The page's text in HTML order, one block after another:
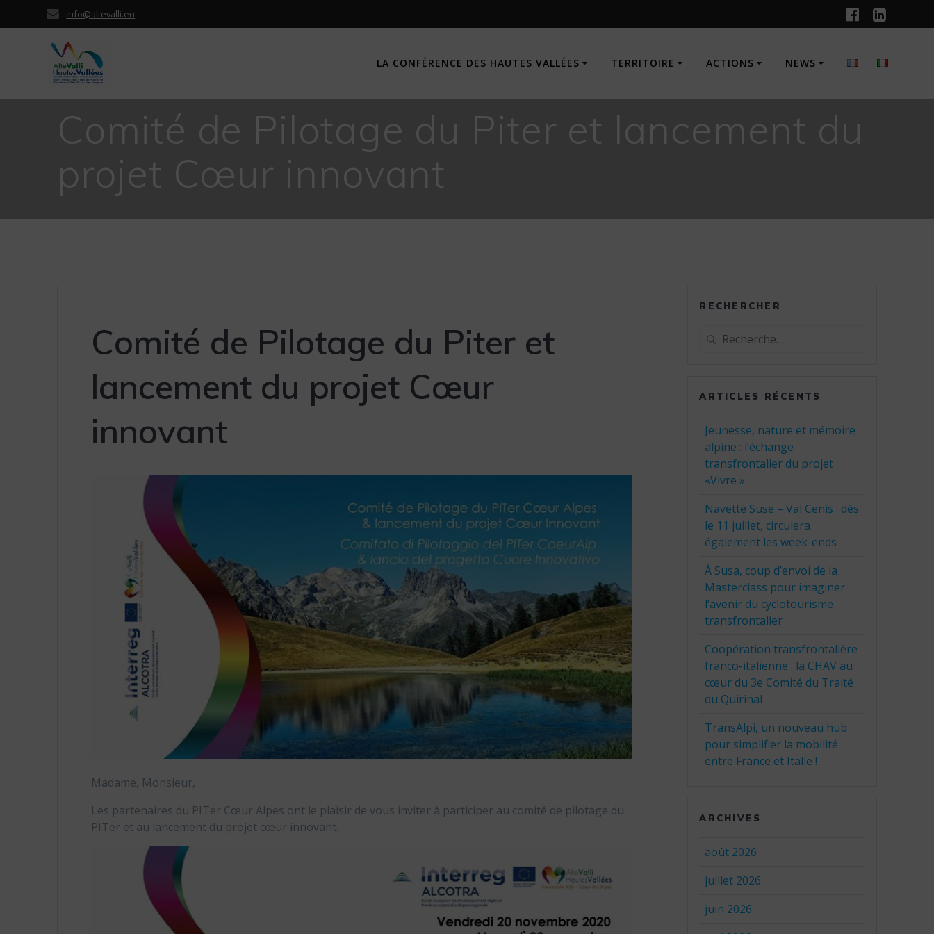
au
info@altevalli.eu
LA CONFÉRENCE DES HAUTES VALLÉES TERRITOIRE ACTIONS NEWS
Comité de Pilotage du Piter et lancement du
projet Cœur innovant
Comité de Pilotage du Piter et
lancement du projet Cœur
innovant
Madame, Monsieur,
Les partenaires du PITer Cœur Alpes ont le plaisir de vous inviter à participer au comité de pilotage du
PITer et au lancement du projet cœur innovant.
RECHERCHER
Recherche
pour
ARTICLES RÉCENTS
Jeunesse, nature et mémoire
alpine : l’échange
transfrontalier du projet
«Vivre »
Navette Suse – Val Cenis : dès
le 11 juillet, circulera
également les week-ends
À Susa, coup d’envoi de la
Masterclass pour imaginer
l’avenir du cyclotourisme
transfrontalier
Coopération transfrontalière
franco-italienne : la CHAV au
cœur du 3e Comité du Traité
du Quirinal
TransAlpi, un nouveau hub
pour simplifier la mobilité
entre France et Italie !
ARCHIVES
août 2026
juillet 2026
juin 2026